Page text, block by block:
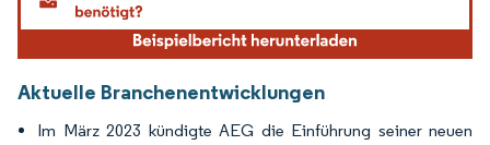
Aktuelle Branchenentwicklungen
Im März 2023 kündigte AEG die Einführung seiner neuen